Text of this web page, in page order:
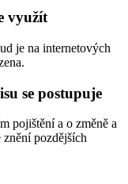
využít
je na internetových
se postupuje
pojištění a o změně a
pozdějších